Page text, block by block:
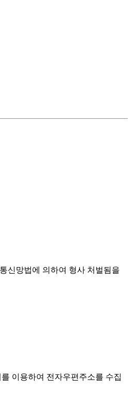
신망법에 의하여 형사 처벌됨을
이용하여 전자우편주소를 수집